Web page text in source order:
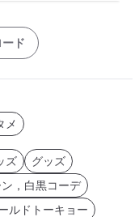
ド
メ
ズ
グッズ
，白黒コーデ
ルドトーキョー